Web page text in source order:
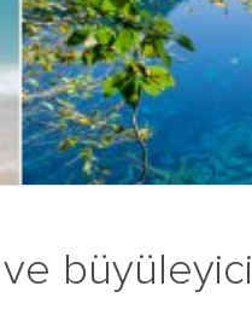
büyüleyici